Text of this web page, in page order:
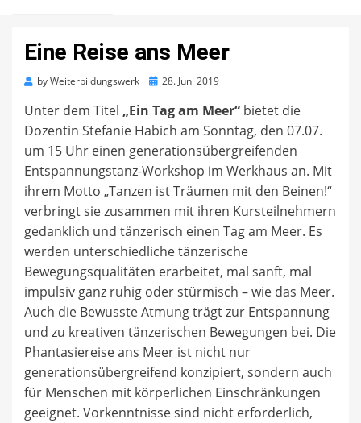
Eine Reise ans Meer
byWeiterbildungswerk
Posted28. Juni 2019
Unter dem Titel „Ein Tag am Meer“ bietet die
Dozentin Stefanie Habich am Sonntag, den 07.07.
um 15 Uhr einen generationsübergreifenden
Entspannungstanz-Workshop im Werkhaus an. Mit
ihrem Motto „Tanzen ist Träumen mit den Beinen!“
verbringt sie zusammen mit ihren Kursteilnehmern
gedanklich und tänzerisch einen Tag am Meer. Es
werden unterschiedliche tänzerische
Bewegungsqualitäten erarbeitet, mal sanft, mal
impulsiv ganz ruhig oder stürmisch – wie das Meer.
Auch die Bewusste Atmung trägt zur Entspannung
und zu kreativen tänzerischen Bewegungen bei. Die
Phantasiereise ans Meer ist nicht nur
generationsübergreifend konzipiert, sondern auch
für Menschen mit körperlichen Einschränkungen
geeignet. Vorkenntnisse sind nicht erforderlich,